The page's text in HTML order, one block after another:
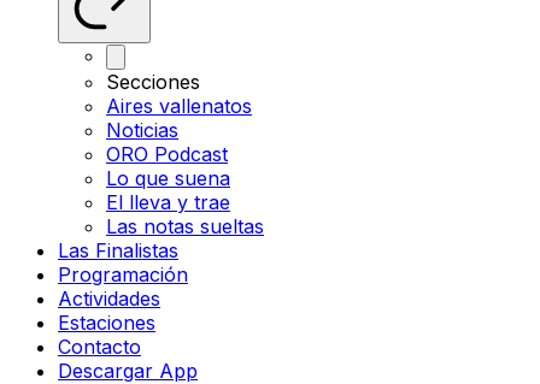
Secciones
Aires vallenatos
Noticias
ORO Podcast
Lo que suena
El lleva y trae
Las notas sueltas
Las Finalistas
Programación
Actividades
Estaciones
Contacto
Descargar App